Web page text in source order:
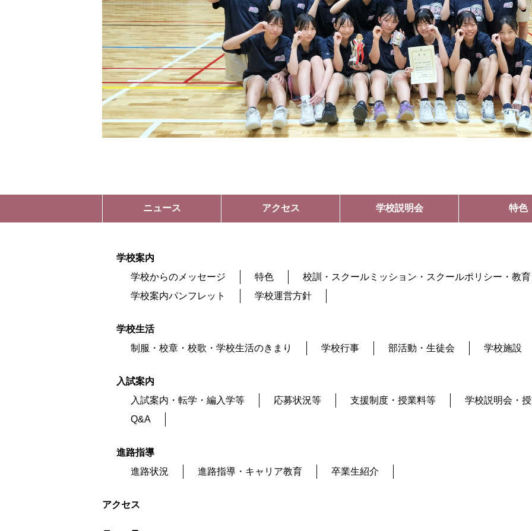
ニュース アクセス 学校説明会 特色
学校案内
学校からのメッセージ
特色
校訓・スクールミッション・スクールポリシー・教
学校案内パンフレット
学校運営方針
学校生活
制服・校章・校歌・学校生活のきまり
学校行事 部活動・生徒会 学校施設
入試案内
入試案内・転学・編入学等
応募状況等 支援制度・授業料等
学校説明会・
Q&A
進路指導
進路状況
進路指導・キャリア教育 卒業生紹介
アクセス